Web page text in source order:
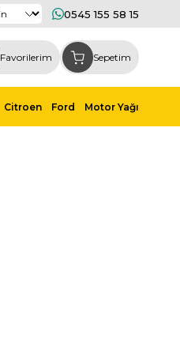
0545 155 58 15
Favorilerim Sepetim
Citroen Ford Motor Yağı